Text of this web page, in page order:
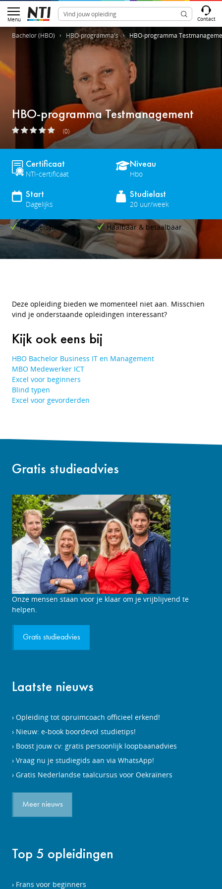
Menu Contact
Bachelor (HBO) HBO-programma's HBO-programma
HBO-programma Testmanagement
(0)
Certificaat
NTI-certificaat
Niveau
Hbo
Start
Dagelijks
Studielast
20 uur/week
FlexibelStuderen® Haalbaar & betaalbaar
Deze opleiding bieden we momenteel niet aan. Misschien
vind je onderstaande opleidingen interessant?
Kijk ook eens bij
HBO Bachelor Business IT en Management
MBO Medewerker ICT
Excel voor beginners
Blind typen
Excel voor gevorderden
Gratis studieadvies
Onze mensen staan voor je klaar om je vrijblijvend te
helpen.
Gratis studieadvies
Laatste nieuws
Opleiding tot opruimcoach officieel erkend!
Nieuw: e-book boordevol studietips!
Boost jouw cv: gratis persoonlijk loopbaanadvies
Vraag nu je studiegids aan via WhatsApp!
Gratis Nederlandse taalcursus voor Oekraïners
Meer nieuws
Top 5 opleidingen
Frans voor beginners